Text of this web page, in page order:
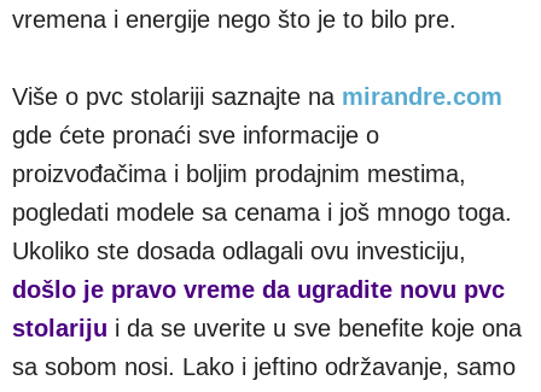
vremena i energije nego što je to bilo pre.
Više o pvc stolariji saznajte na mirandre.com
gde ćete pronaći sve informacije o
proizvođačima i boljim prodajnim mestima,
pogledati modele sa cenama i još mnogo toga.
Ukoliko ste dosada odlagali ovu investiciju,
došlo je pravo vreme da ugradite novu pvc
stolariju i da se uverite u sve benefite koje ona
sa sobom nosi. Lako i jeftino održavanje, samo